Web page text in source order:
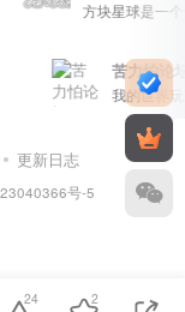
苦力怕论坛
我的世界玩家
更新日志
号-5
24 2